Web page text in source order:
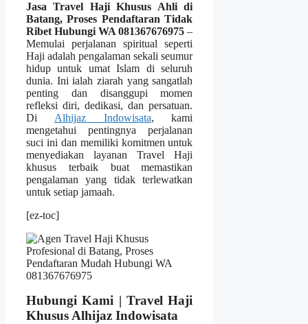
Jasa Travel Haji Khusus Ahli di
Batang, Proses Pendaftaran Tidak
Ribet Hubungi WA 081367676975 –
Memulai perjalanan spiritual seperti
Haji adalah pengalaman sekali seumur
hidup untuk umat Islam di seluruh
dunia. Ini ialah ziarah yang sangatlah
penting dan disanggupi momen
refleksi diri, dedikasi, dan persatuan.
Di Alhijaz Indowisata, kami
mengetahui pentingnya perjalanan
suci ini dan memiliki komitmen untuk
menyediakan layanan Travel Haji
khusus terbaik buat memastikan
pengalaman yang tidak terlewatkan
untuk setiap jamaah.
[ez-toc]
Hubungi Kami | Travel Haji
Khusus Alhijaz Indowisata